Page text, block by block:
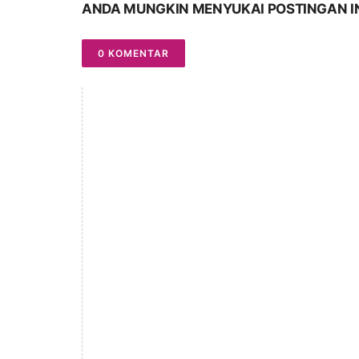
ANDA MUNGKIN MENYUKAI POSTINGAN
0 KOMENTAR